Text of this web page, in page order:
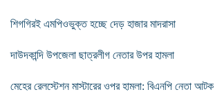
শিগগিরই এমপিওভুক্ত হচ্ছে দেড় হাজার মাদরাসা
দাউদকান্দি উপজেলা ছাত্রলীগ নেতার উপর হামলা
মেহের রেলস্টেশন মাস্টারের ওপর হামলা: বিএনপি নেতা আটক